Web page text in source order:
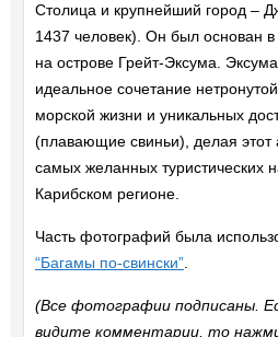
Столица и крупнейший город –
1437 человек). Он был основан
на острове Грейт-Эксума.
идеальное сочетание
морской жизни и уникальных
(плавающие свиньи), делая этот
самых желанных туристических
Карибском регионе.
Часть фотографий была
“Багамы по-свински”.
(Все фотографии подписаны.
видите комментарии, то